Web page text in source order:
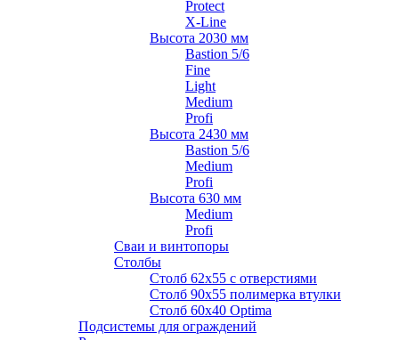
Protect
X-Line
Высота 2030 мм
Bastion 5/6
Fine
Light
Medium
Profi
Высота 2430 мм
Bastion 5/6
Medium
Profi
Высота 630 мм
Medium
Profi
Сваи и винтопоры
Столбы
Cтолб 62х55 с отверстиями
Cтолб 90х55 полимерка втулки
Столб 60х40 Optima
Подсистемы для ограждений